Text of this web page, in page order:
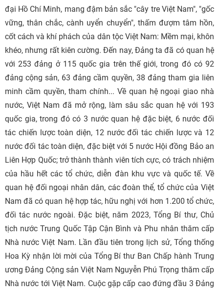
đại Hồ Chí Minh, mang đậm bản sắc "cây tre Việt Nam", "gốc
vững, thân chắc, cành uyển chuyển", thấm đượm tâm hồn,
cốt cách và khí phách của dân tộc Việt Nam: Mềm mại, khôn
khéo, nhưng rất kiên cường. Đến nay, Đảng ta đã có quan hệ
với 253 đảng ở 115 quốc gia trên thế giới, trong đó có 92
đảng cộng sản, 63 đảng cầm quyền, 38 đảng tham gia liên
minh cầm quyền, tham chính... Về quan hệ ngoại giao nhà
nước, Việt Nam đã mở rộng, làm sâu sắc quan hệ với 193
quốc gia, trong đó có 3 nước quan hệ đặc biệt, 6 nước đối
tác chiến lược toàn diện, 12 nước đối tác chiến lược và 12
nước đối tác toàn diện, đặc biệt với 5 nước Hội đồng Bảo an
Liên Hợp Quốc; trở thành thành viên tích cực, có trách nhiệm
của hầu hết các tổ chức, diễn đàn khu vực và quốc tế. Về
quan hệ đối ngoại nhân dân, các đoàn thể, tổ chức của Việt
Nam đã có quan hệ hợp tác, hữu nghị với hơn 1.200 tổ chức,
đối tác nước ngoài. Đặc biệt, năm 2023, Tổng Bí thư, Chủ
tịch nước Trung Quốc Tập Cận Bình và Phu nhân thăm cấp
Nhà nước Việt Nam. Lần đầu tiên trong lịch sử, Tổng thống
Hoa Kỳ nhận lời mời của Tổng Bí thư Ban Chấp hành Trung
ương Đảng Cộng sản Việt Nam Nguyễn Phú Trọng thăm cấp
Nhà nước tới Việt Nam. Cuộc gặp cấp cao đứng đầu 3 Đảng